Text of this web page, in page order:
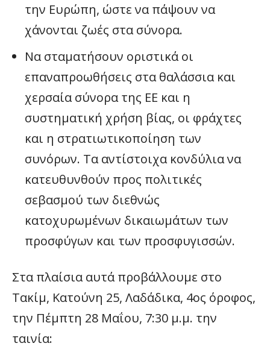
την Ευρώπη, ώστε να πάψουν να
χάνονται ζωές στα σύνορα.
Να σταματήσουν οριστικά οι
επαναπροωθήσεις στα θαλάσσια και
χερσαία σύνορα της ΕΕ και η
συστηματική χρήση βίας, οι φράχτες
και η στρατιωτικοποίηση των
συνόρων. Τα αντίστοιχα κονδύλια να
κατευθυνθούν προς πολιτικές
σεβασμού των διεθνώς
κατοχυρωμένων δικαιωμάτων των
προσφύγων και των προσφυγισσών.
Στα πλαίσια αυτά προβάλλουμε στο
Τακίμ, Κατούνη 25, Λαδάδικα, 4ος όροφος,
την Πέμπτη 28 Μαΐου, 7:30 μ.μ. την
ταινία: